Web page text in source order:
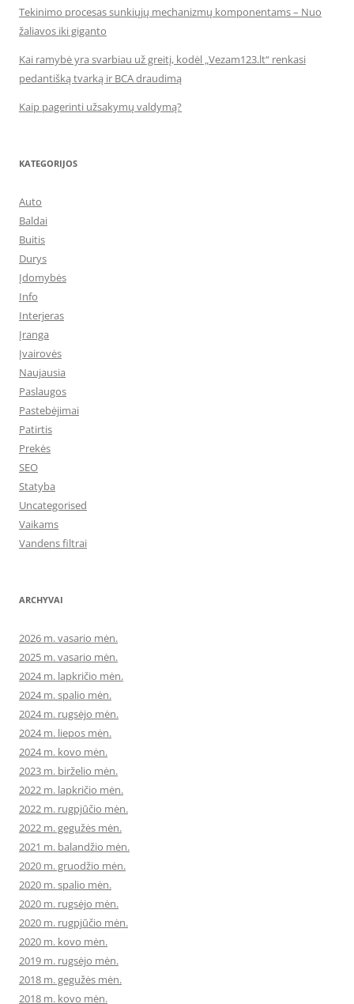
Tekinimo procesas sunkiųjų mechanizmų komponentams – Nuo
žaliavos iki giganto
Kai ramybė yra svarbiau už greitį, kodėl „Vezam123.lt“ renkasi
pedantišką tvarką ir BCA draudimą
Kaip pagerinti užsakymų valdymą?
KATEGORIJOS
Auto
Baldai
Buitis
Durys
Įdomybės
Info
Interjeras
Įranga
Įvairovės
Naujausia
Paslaugos
Pastebėjimai
Patirtis
Prekės
SEO
Statyba
Uncategorised
Vaikams
Vandens filtrai
ARCHYVAI
2026 m. vasario mėn.
2025 m. vasario mėn.
2024 m. lapkričio mėn.
2024 m. spalio mėn.
2024 m. rugsėjo mėn.
2024 m. liepos mėn.
2024 m. kovo mėn.
2023 m. birželio mėn.
2022 m. lapkričio mėn.
2022 m. rugpjūčio mėn.
2022 m. gegužės mėn.
2021 m. balandžio mėn.
2020 m. gruodžio mėn.
2020 m. spalio mėn.
2020 m. rugsėjo mėn.
2020 m. rugpjūčio mėn.
2020 m. kovo mėn.
2019 m. rugsėjo mėn.
2018 m. gegužės mėn.
2018 m. kovo mėn.